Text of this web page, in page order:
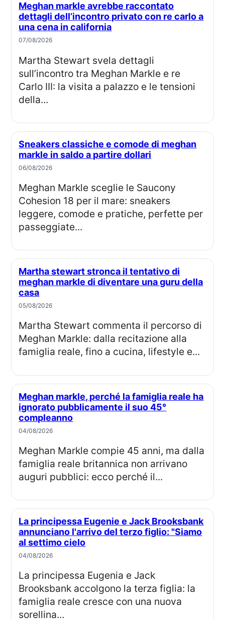
Meghan markle avrebbe raccontato
dettagli dell’incontro privato con re carlo a
una cena in california
07/08/2026
Martha Stewart svela dettagli
sull’incontro tra Meghan Markle e re
Carlo III: la visita a palazzo e le tensioni
della...
Sneakers classiche e comode di meghan
markle in saldo a partire dollari
06/08/2026
Meghan Markle sceglie le Saucony
Cohesion 18 per il mare: sneakers
leggere, comode e pratiche, perfette per
passeggiate...
Martha stewart stronca il tentativo di
meghan markle di diventare una guru della
casa
05/08/2026
Martha Stewart commenta il percorso di
Meghan Markle: dalla recitazione alla
famiglia reale, fino a cucina, lifestyle e...
Meghan markle, perché la famiglia reale ha
ignorato pubblicamente il suo 45°
compleanno
04/08/2026
Meghan Markle compie 45 anni, ma dalla
famiglia reale britannica non arrivano
auguri pubblici: ecco perché il...
La principessa Eugenie e Jack Brooksbank
annunciano l'arrivo del terzo figlio: "Siamo
al settimo cielo
04/08/2026
La principessa Eugenia e Jack
Brooksbank accolgono la terza figlia: la
famiglia reale cresce con una nuova
sorellina...